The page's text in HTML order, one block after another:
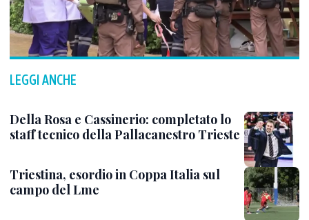
LEGGI ANCHE
Della Rosa e Cassinerio: completato lo
staff tecnico della Pallacanestro Trieste
Triestina, esordio in Coppa Italia sul
campo del Lme